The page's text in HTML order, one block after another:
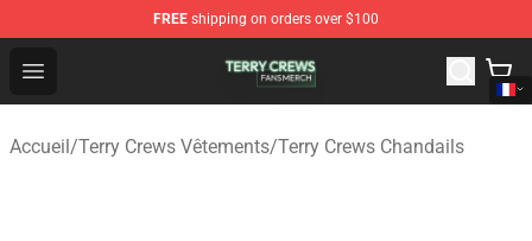
FREE shipping on orders over $100
Open menu
Terry Crews Shop - Official Terry Crews Merchandise
Accueil/Terry Crews Vêtements/Terry Crews Chandails